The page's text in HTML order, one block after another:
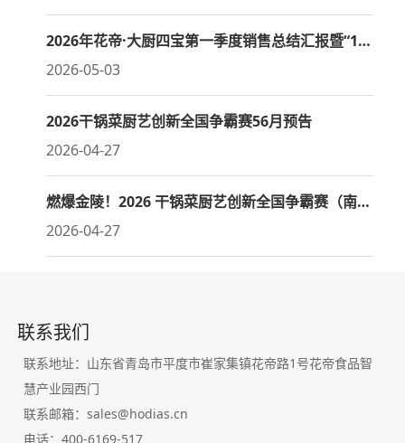
2026年花帝·大厨四宝第一季度销售总结汇报暨“1311”品类占位战略阶段性总结大会
2026-05-03
2026干锅菜厨艺创新全国争霸赛56月预告
2026-04-27
燃爆金陵！2026 干锅菜厨艺创新全国争霸赛（南京站）全程回顾
2026-04-27
联系我们
联系地址：山东省青岛市平度市崔家集镇花帝路1号花帝食品智
慧产业园西门
联系邮箱：sales@hodias.cn
电话：400-6169-517